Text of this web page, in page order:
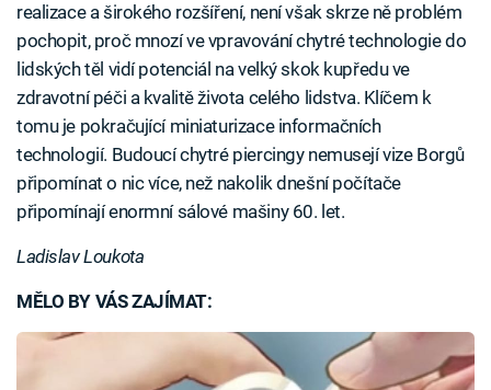
realizace a širokého rozšíření, není však skrze ně problém
pochopit, proč mnozí ve vpravování chytré technologie do
lidských těl vidí potenciál na velký skok kupředu ve
zdravotní péči a kvalitě života celého lidstva. Klíčem k
tomu je pokračující miniaturizace informačních
technologií. Budoucí chytré piercingy nemusejí vize Borgů
připomínat o nic více, než nakolik dnešní počítače
připomínají enormní sálové mašiny 60. let.
Ladislav Loukota
MĚLO BY VÁS ZAJÍMAT: